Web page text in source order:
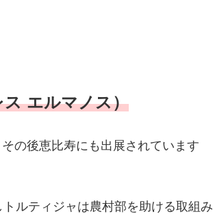
エルマノス）
の後恵比寿にも出展されています
ルティジャは農村部を助ける取組み